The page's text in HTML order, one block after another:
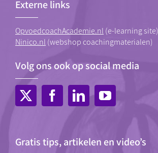
Externe links
OpvoedcoachAcademie.nl (e-learning site)
Ninico.nl (webshop coachingmaterialen)
Volg ons ook op social media
Gratis tips, artikelen en video’s